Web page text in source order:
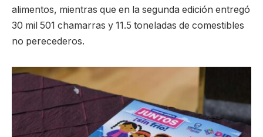
alimentos, mientras que en la segunda edición entregó
30 mil 501 chamarras y 11.5 toneladas de comestibles
no perecederos.